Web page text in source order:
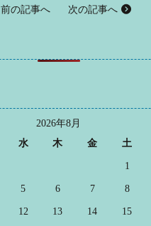
前の記事へ 次の記事へ
2026年8月
水 木 金 土
1
5 6 7 8
12 13 14 15